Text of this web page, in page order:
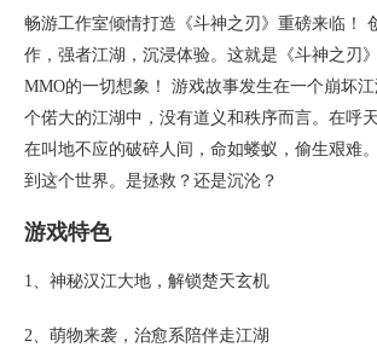
畅游工作室倾情打造《斗神之刃》重磅来临！
作，强者江湖，沉浸体验。这就是《斗神之刃
MMO的一切想象！ 游戏故事发生在一个崩坏
个偌大的江湖中，没有道义和秩序而言。在呼
在叫地不应的破碎人间，命如蝼蚁，偷生艰难
到这个世界。是拯救？还是沉沦？
游戏特色
1、神秘汉江大地，解锁楚天玄机
2、萌物来袭，治愈系陪伴走江湖